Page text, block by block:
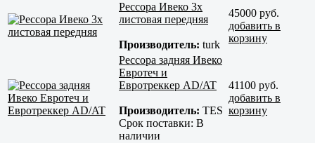
Рессора Ивеко 3х
листовая передняя
Производитель: turk
45000 руб.
добавить в
корзину
Рессора задняя Ивеко
Евротеч и
Евротреккер AD/AT
Производитель: TES
Срок поставки: В
наличии
41100 руб.
добавить в
корзину